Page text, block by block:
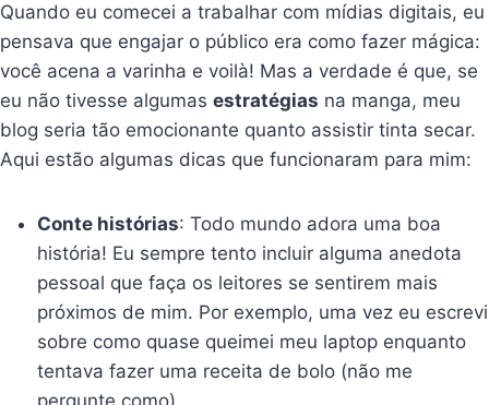
Quando eu comecei a trabalhar com mídias digitais, eu
pensava que engajar o público era como fazer mágica:
você acena a varinha e voilà! Mas a verdade é que, se
eu não tivesse algumasestratégias na manga, meu
blog seria tão emocionante quanto assistir tinta secar.
Aqui estão algumas dicas que funcionaram para mim:
Conte histórias: Todo mundo adora uma boa
história! Eu sempre tento incluir alguma anedota
pessoal que faça os leitores se sentirem mais
próximos de mim. Por exemplo, uma vez eu escrevi
sobre como quase queimei meu laptop enquanto
tentava fazer uma receita de bolo (não me
pergunte como).